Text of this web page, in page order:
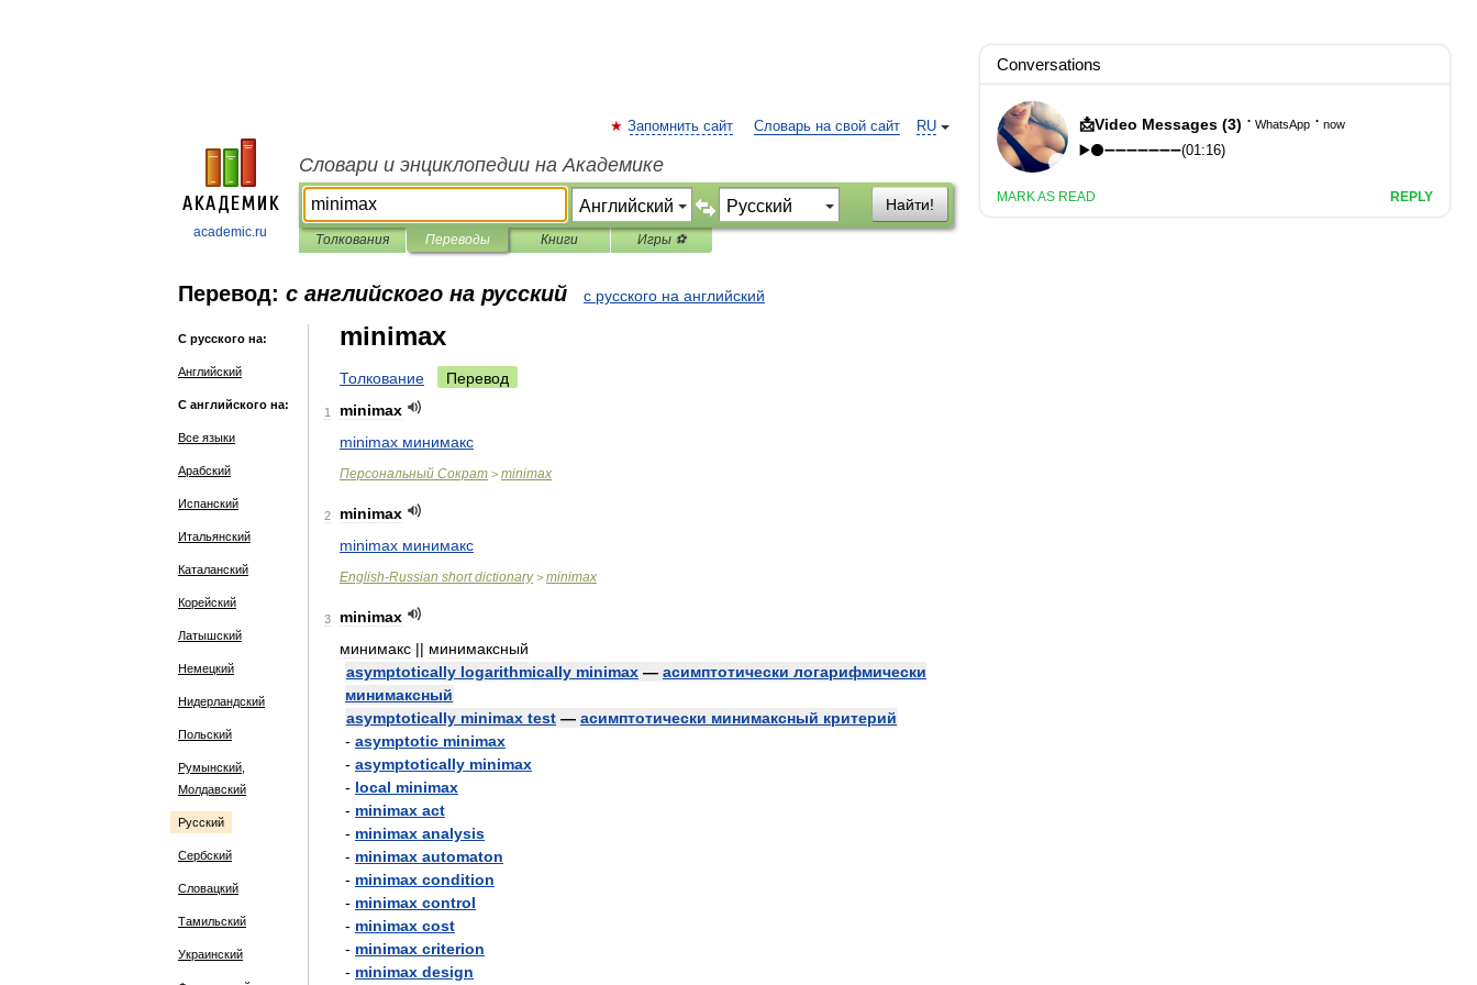
academic.ru
RU
Запомнить сайт Словарь на свой сайт
Словари и энциклопедии на Академике
Найти!
Толкования Переводы Книги Игры ⚽
Перевод: с английского на русский с русского на английский
С русского на:
Английский
С английского на:
Все языки
Арабский
Испанский
Итальянский
Каталанский
Корейский
Латышский
Немецкий
Нидерландский
Польский
Румынский,
Молдавский
Русский
Сербский
Словацкий
Тамильский
Украинский
minimax
Толкование Перевод
1
minimax
minimax минимакс
Персональный Сократ > minimax
2
minimax
minimax минимакс
English-Russian short dictionary> minimax
3
minimax
минимакс || минимаксный
asymptotically logarithmically minimax — асимптотически логарифмически
минимаксный
asymptotically minimax test — асимптотически минимаксный критерий
- asymptotic minimax
- asymptotically minimax
- local minimax
- minimax act
- minimax analysis
- minimax automaton
- minimax condition
- minimax control
- minimax cost
- minimax criterion
- minimax design